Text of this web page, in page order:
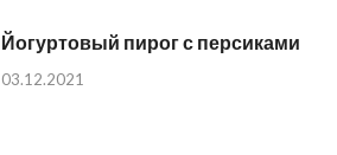
Йогуртовый пирог с персиками
03.12.2021